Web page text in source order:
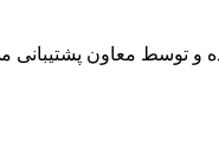
شده و توسط معاون